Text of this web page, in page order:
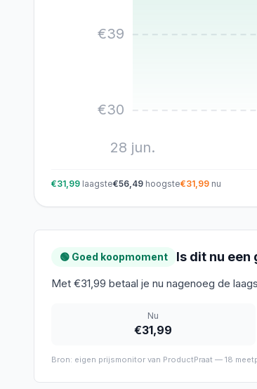
€30
€39
28 jun.
€31,99 laagste€56,49 hoogste€31,99 nu
🟢 Goed koopmoment Is dit nu een
Met €31,99 betaal je nu nagenoeg de
Nu
€31,99
Bron: eigen prijsmonitor van ProductPraat — 18